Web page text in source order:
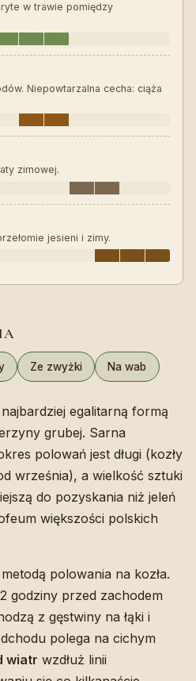
w trawie pomiędzy
Niepowtarzalna cecha: ciąża
zimowej.
jesieni i zimy.
Ze zwyżki Na wab
egalitarną formą
grubej. Sarna
polowań jest długi (kozły
września), a wielkość sztuki
do pozyskania niż jeleń
większości polskich
polowania na kozła.
godziny przed zachodem
z gęstwiny na łąki i
polega na cichym
wiatr wzdłuż linii